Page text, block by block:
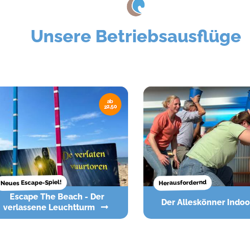
Unsere Betriebsausflüge
ab
22,50
Neues Escape-Spiel!
Escape The Beach - Der
verlassene Leuchtturm
Herausfordernd
Der Alleskönner